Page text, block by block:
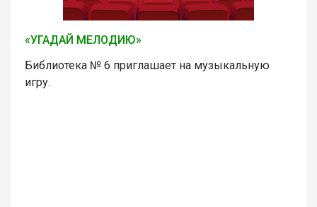
«УГАДАЙ МЕЛОДИЮ»
Библиотека № 6 приглашает на музыкальную
игру.